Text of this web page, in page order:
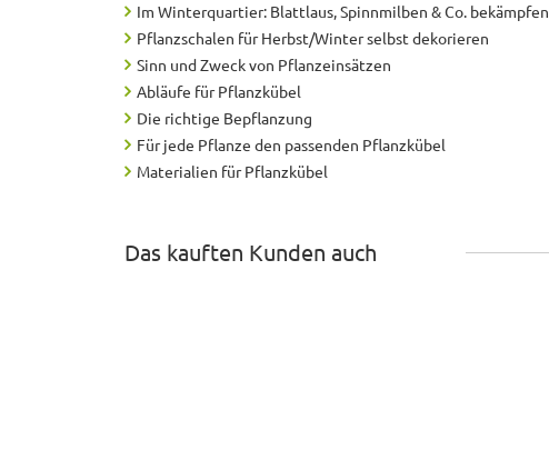
Im Winterquartier: Blattlaus, Spinnmilben & Co. bekämpfen
Pflanzschalen für Herbst/Winter selbst dekorieren
Sinn und Zweck von Pflanzeinsätzen
Abläufe für Pflanzkübel
Die richtige Bepflanzung
Für jede Pflanze den passenden Pflanzkübel
Materialien für Pflanzkübel
Das kauften Kunden auch